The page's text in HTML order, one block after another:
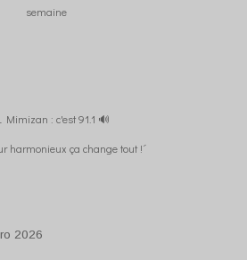
semaine
Mimizan : c'est 91.1 🔊
harmonieux ça change tout !´
2026